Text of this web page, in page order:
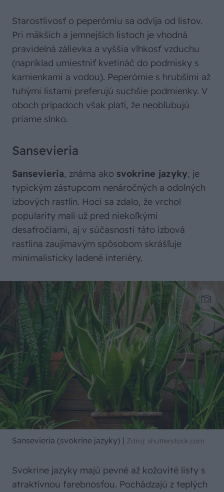
Starostlivosť o peperómiu sa odvíja od listov.
Pri mäkších a jemnejších listoch je vhodná
pravidelná zálievka a vyššia vlhkosť vzduchu
(napríklad umiestniť kvetináč do podmisky s
kamienkami a vodou). Peperómie s hrubšími až
tuhými listami preferujú suchšie podmienky. V
oboch prípadoch však platí, že neobľubujú
priame slnko.
Sansevieria
Sansevieria, známa ako svokrine jazyky, je
typickým zástupcom nenáročných a odolných
izbových rastlín. Hoci sa zdalo, že vrchol
popularity mali už pred niekoľkými
desaťročiami, aj v súčasnosti táto izbová
rastlina zaujímavým spôsobom skrášľuje
minimalisticky ladené interiéry.
Sansevieria (svokrine jazyky) | Zdroj: shutterstock.com
Svokrine jazyky majú pevné až kožovité listy s
atraktívnou farebnosťou. Pochádzajú z teplých